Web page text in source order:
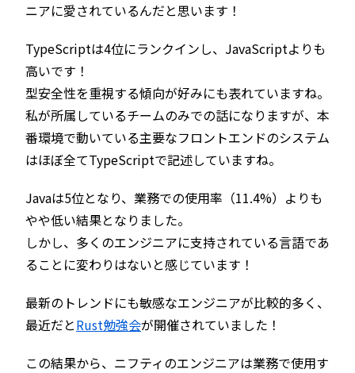
ニアに愛されているんだと思います！
TypeScriptは4位にランクインし、JavaScriptよりも
高いです！
型安全性を重視する傾向が好みにも表れていますね。
私が所属しているチームのみでの話になりますが、本
番環境で動いている主要なフロントエンドのシステム
はほぼ全てTypeScriptで記述していますね。
Javaは5位となり、業務での使用率（11.4%）よりも
やや低い結果となりました。
しかし、多くのエンジニアに支持されている言語であ
ることに変わりはないと感じています！
最新のトレンドにも敏感なエンジニアが比較的多く、
最近だとRust勉強会が開催されていました！
この結果から、ニフティのエンジニアは業務で使用す